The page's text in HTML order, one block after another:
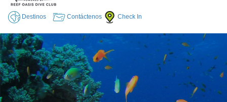
Destinos Contáctenos Check In